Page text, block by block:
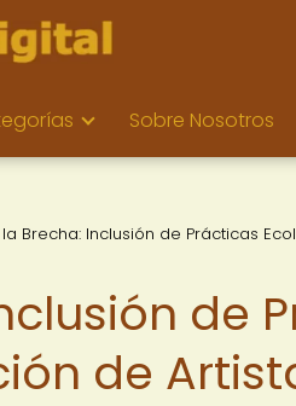
Sobre Nosotros
Brecha: Inclusión de Prácticas
de
de